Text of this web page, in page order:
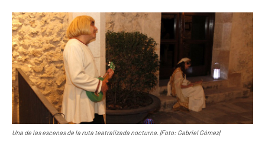
Una de las escenas de la ruta teatralizada nocturna. |Foto: Gabriel Gómez|